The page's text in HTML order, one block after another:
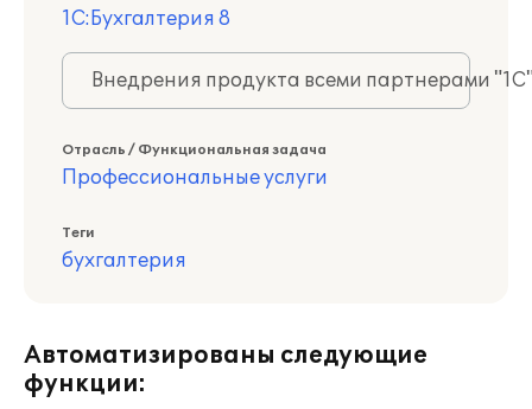
1С:Бухгалтерия 8
Внедрения продукта всеми партнерами
Отрасль / Функциональная задача
Профессиональные услуги
Теги
бухгалтерия
Автоматизированы следующие
функции: